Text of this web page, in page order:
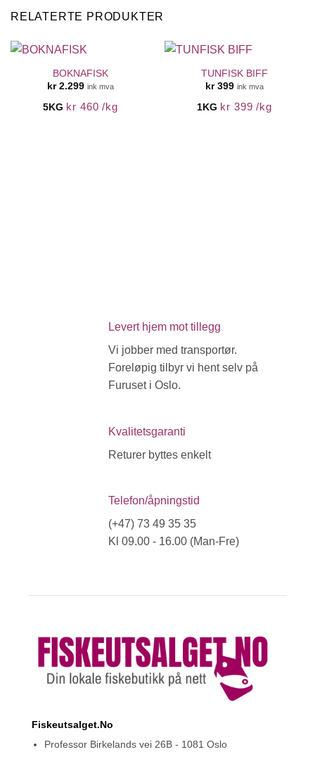
RELATERTE PRODUKTER
BOKNAFISK
kr2.299 ink mva
5KG kr 460 /kg
TUNFISK BIFF
kr399 ink mva
1KG kr 399 /kg
Levert hjem mot tillegg
Vi jobber med transportør.
Foreløpig tilbyr vi hent selv på
Furuset i Oslo.
Kvalitetsgaranti
Returer byttes enkelt
Telefon/åpningstid
(+47) 73 49 35 35
Kl 09.00 - 16.00 (Man-Fre)
Fiskeutsalget.No
Professor Birkelands vei 26B - 1081 Oslo